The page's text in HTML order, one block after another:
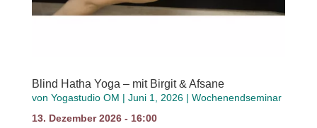
Blind Hatha Yoga – mit Birgit & Afsane
von Yogastudio OM | Juni 1, 2026| Wochenendseminar
13. Dezember 2026 - 16:00